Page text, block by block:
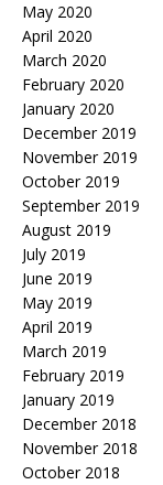
May 2020
April 2020
March 2020
February 2020
January 2020
December 2019
November 2019
October 2019
September 2019
August 2019
July 2019
June 2019
May 2019
April 2019
March 2019
February 2019
January 2019
December 2018
November 2018
October 2018